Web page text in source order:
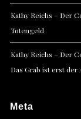
Kathy Reichs – Der
Totengeld
Kathy Reichs – Der
Das Grab ist erst der
Meta